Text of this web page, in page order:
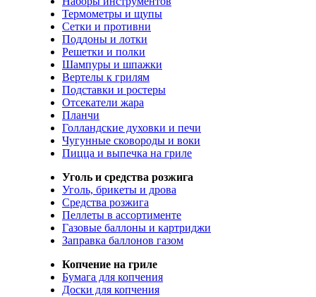
Термометры и щупы
Сетки и противни
Поддоны и лотки
Решетки и полки
Шампуры и шпажки
Вертелы к грилям
Подставки и ростеры
Отсекатели жара
Планчи
Голландские духовки и печи
Чугунные сковороды и воки
Пицца и выпечка на гриле
Уголь и средства розжига
Уголь, брикеты и дрова
Средства розжига
Пеллеты в ассортименте
Газовые баллоны и картриджи
Заправка баллонов газом
Копчение на гриле
Бумага для копчения
Доски для копчения